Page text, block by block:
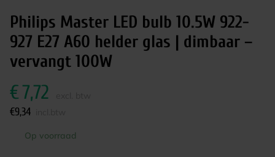
Philips Master LED bulb 10.5W 922-
927 E27 A60 helder glas | dimbaar –
vervangt 100W
€7,72
€9,34
Op voorraad